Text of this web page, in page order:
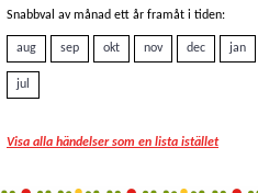
Snabbval av månad ett år framåt i tiden:
aug sep okt nov dec jan
jul
Visa alla händelser som en lista istället